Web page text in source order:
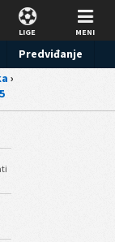
LIGE MENI
Predviđanje
›